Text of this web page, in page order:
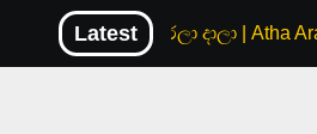
Latestඅත ඇරලා දාලා | Atha